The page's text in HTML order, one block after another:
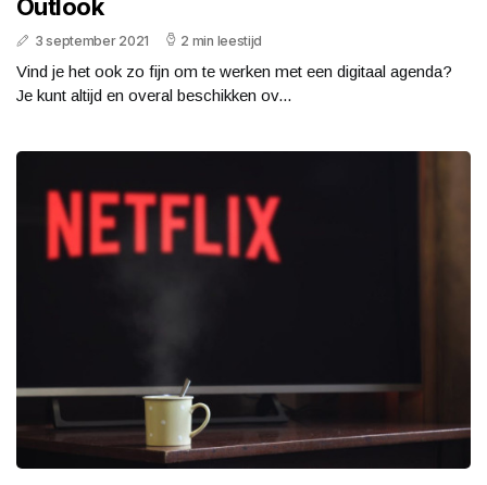
Outlook
3 september 2021 2 min leestijd
Vind je het ook zo fijn om te werken met een digitaal agenda?
Je kunt altijd en overal beschikken ov...